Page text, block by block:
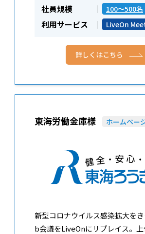
社員規模 100～500名
利用サービス LiveOn
詳しくはこちら
東海労働金庫様 ホームペー
新型コロナウイルス感染拡大を
b会議をLiveOnにリプレイス。